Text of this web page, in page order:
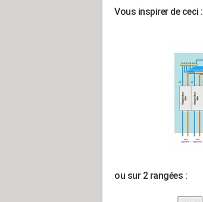
Vous inspirer de ceci :
ou sur 2 rangées :